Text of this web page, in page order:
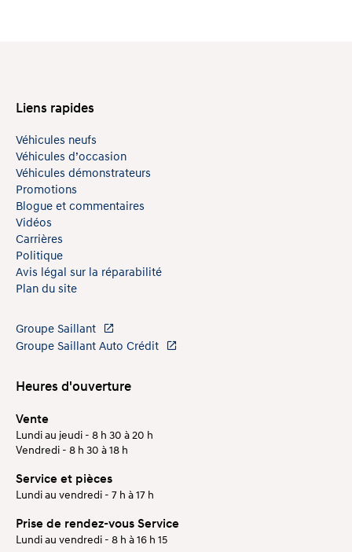
Liens rapides
Véhicules neufs
Véhicules d’occasion
Véhicules démonstrateurs
Promotions
Blogue et commentaires
Vidéos
Carrières
Politique
Avis légal sur la réparabilité
Plan du site
Groupe Saillant
Groupe Saillant Auto Crédit
Heures d'ouverture
Vente
Lundi au jeudi - 8 h 30 à 20 h
Vendredi - 8 h 30 à 18 h
Service et pièces
Lundi au vendredi - 7 h à 17 h
Prise de rendez-vous Service
Lundi au vendredi - 8 h à 16 h 15